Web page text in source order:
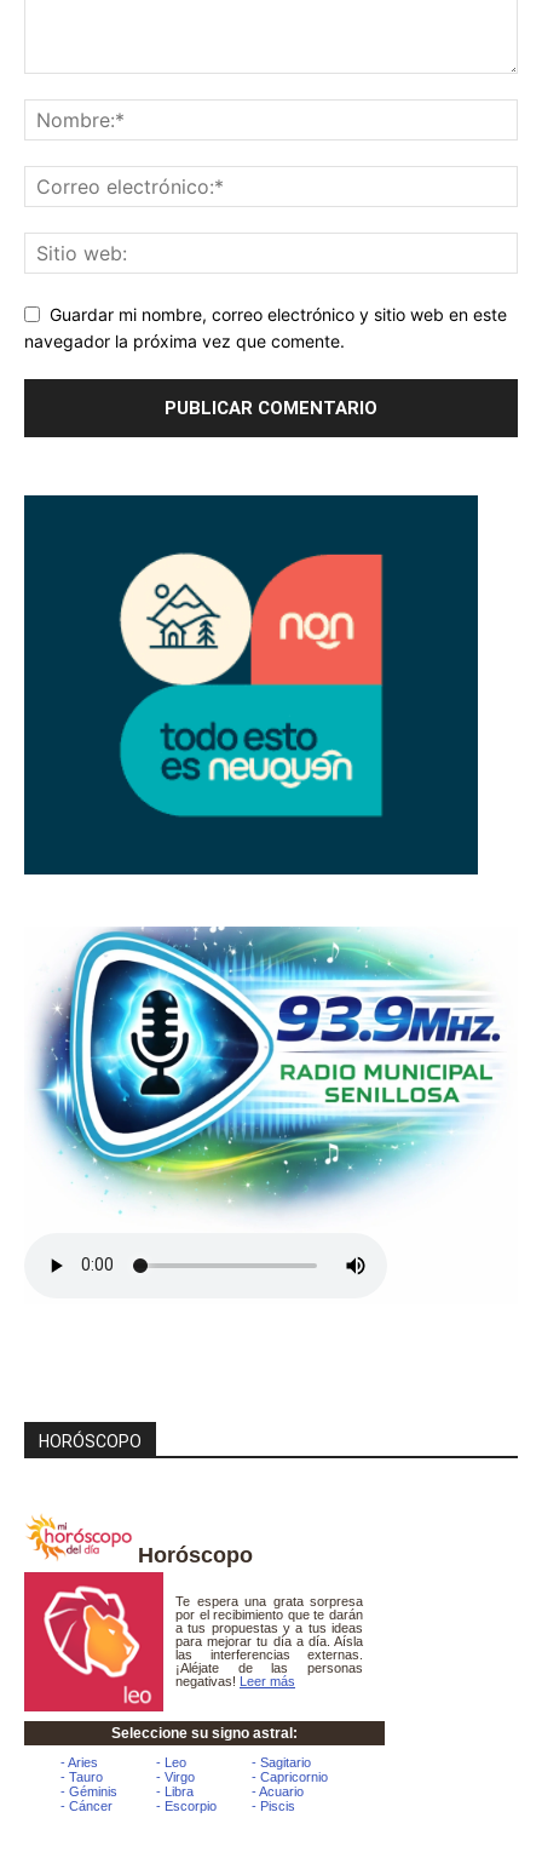
Guardar mi nombre, correo electrónico y sitio web en este
navegador la próxima vez que comente.
HORÓSCOPO
Horóscopo